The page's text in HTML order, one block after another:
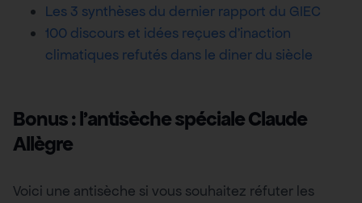
Les 3 synthèses du dernier rapport du GIEC
100 discours et idées reçues d’inaction
climatiques refutés dans le diner du siècle
Bonus : l’antisèche spéciale Claude
Allègre
Voici une antisèche si vous souhaitez réfuter les